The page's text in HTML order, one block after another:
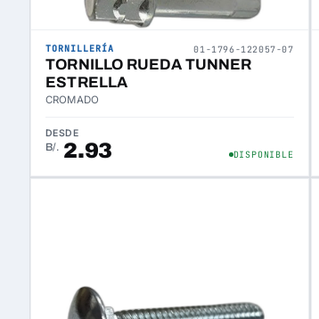
TORNILLERÍA 01-1796-122057-07
TORNILLO RUEDA TUNNER
ESTRELLA
CROMADO
DESDE
B/. 2.93 DISPONIBLE